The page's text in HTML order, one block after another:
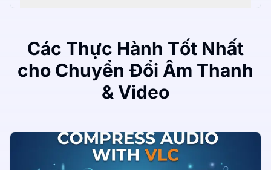
Các Thực Hành Tốt Nhất
cho Chuyển Đổi Âm Thanh
& Video